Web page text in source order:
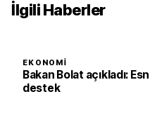
İlgili Haberler
EKONOMI
Bakan Bolat açıkladı:
destek